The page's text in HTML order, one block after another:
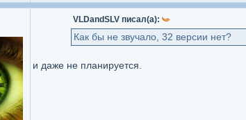
VLDandSLV писал(а):
Как бы не звучало, 32 версии нет?
и даже не планируется.